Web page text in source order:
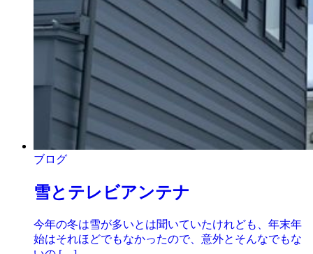
ブログ
雪とテレビアンテナ
今年の冬は雪が多いとは聞いていたけれども、年末年
始はそれほどでもなかったので、意外とそんなでもな